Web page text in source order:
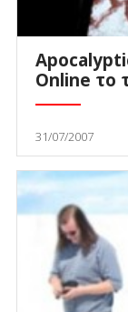
Online το
31/07/2007